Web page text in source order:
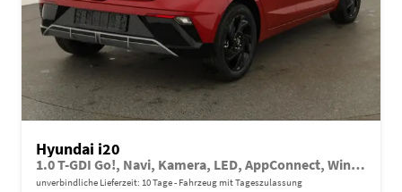
Hyundai i20
1.0 T-GDI Go!, Navi, Kamera, LED, AppConnect, Winter, 16-Zoll, sofort
unverbindliche Lieferzeit: 10 Tage Fahrzeug mit Tageszulassung